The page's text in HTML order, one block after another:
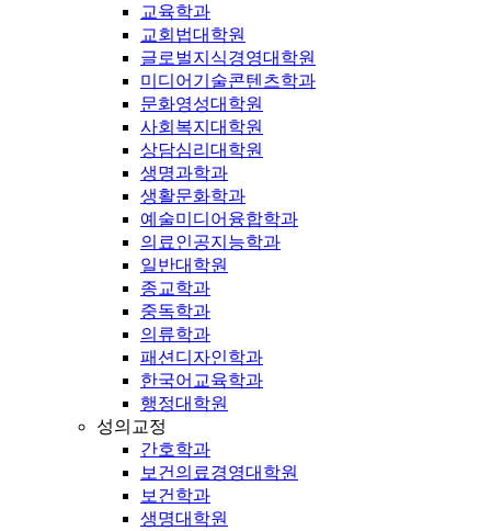
교육학과
교회법대학원
글로벌지식경영대학원
미디어기술콘텐츠학과
문화영성대학원
사회복지대학원
상담심리대학원
생명과학과
생활문화학과
예술미디어융합학과
의료인공지능학과
일반대학원
종교학과
중독학과
의류학과
패션디자인학과
한국어교육학과
행정대학원
성의교정
간호학과
보건의료경영대학원
보건학과
생명대학원